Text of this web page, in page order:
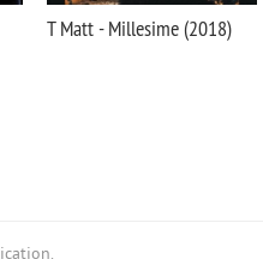
T Matt - Millesime (2018)